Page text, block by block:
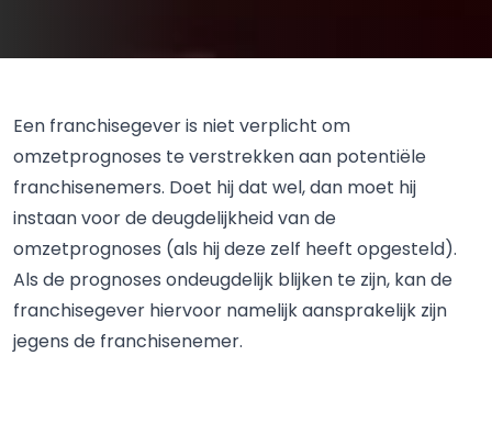
Een franchisegever is niet verplicht om
omzetprognoses te verstrekken aan potentiële
franchisenemers. Doet hij dat wel, dan moet hij
instaan voor de deugdelijkheid van de
omzetprognoses (als hij deze zelf heeft opgesteld).
Als de prognoses ondeugdelijk blijken te zijn, kan de
franchisegever hiervoor namelijk aansprakelijk zijn
jegens de franchisenemer.